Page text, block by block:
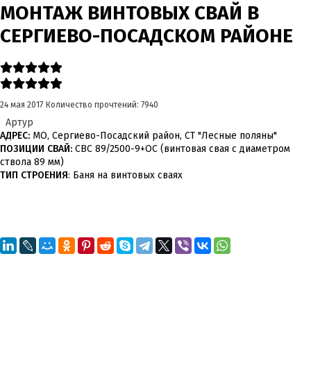
МОНТАЖ ВИНТОВЫХ СВАЙ В
СЕРГИЕВО-ПОСАДСКОМ РАЙОНЕ
24 мая 2017 Количество прочтений: 7940
Артур
АДРЕС: МО, Сергиево-Посадский район, СТ "Лесные поляны"
ПОЗИЦИИ СВАЙ: СВС 89/2500-9+ОС (винтовая свая с диаметром
ствола 89 мм)
ТИП СТРОЕНИЯ: Баня на винтовых сваях